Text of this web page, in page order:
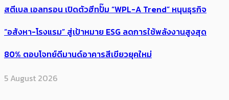
สตีเบล เอลทรอน เปิดตัวฮีทปั๊ม “WPL-A Trend” หนุนธุรกิจ
“อสังหา-โรงแรม” สู่เป้าหมาย ESG ลดการใช้พลังงานสูงสุด
80% ตอบโจทย์ดีมานด์อาคารสีเขียวยุคใหม่
5 August 2026